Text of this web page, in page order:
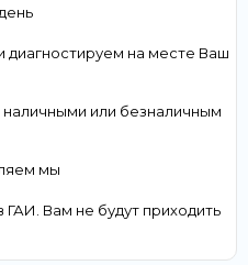
на месте Ваш
или безналичным
мы
Вам не будут приходить